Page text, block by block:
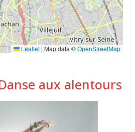
Leaflet | Map data ©OpenStreetMap
aux alentours